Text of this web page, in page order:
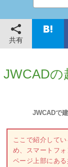
共有
JWCADの
JWCADで
ここで紹介して
め、スマートフ
ページ上部にあ